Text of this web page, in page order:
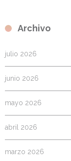
Archivo
julio 2026
junio 2026
mayo 2026
abril 2026
marzo 2026